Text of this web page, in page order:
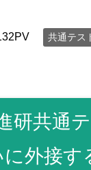
共通テス
研共通
に外接